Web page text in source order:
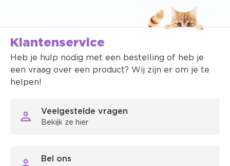
Klantenservice
Heb je hulp nodig met een bestelling of heb je
een vraag over een product? Wij zijn er om je te
helpen!
Veelgestelde vragen
Bekijk ze hier
Bel ons